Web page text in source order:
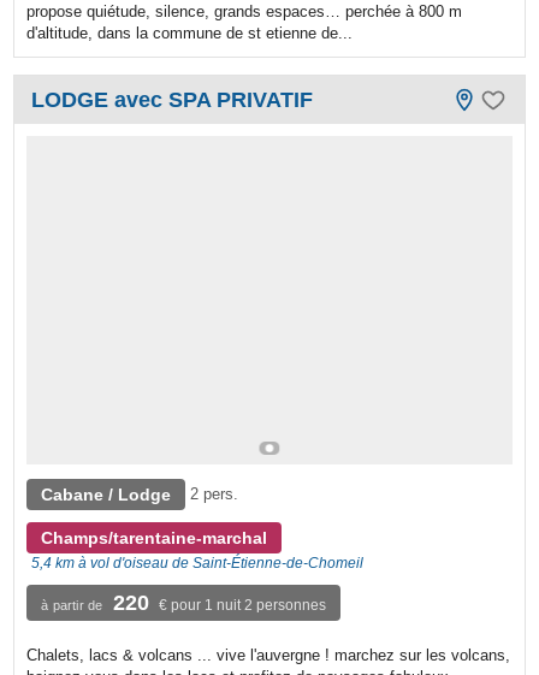
propose quiétude, silence, grands espaces… perchée à 800 m
d'altitude, dans la commune de st etienne de...
LODGE avec SPA PRIVATIF
Cabane / Lodge 2 pers.
Champs/tarentaine-marchal
5,4 km à vol d'oiseau de Saint-Étienne-de-Chomeil
à partir de 220 € pour 1 nuit 2 personnes
Chalets, lacs & volcans ... vive l'auvergne ! marchez sur les volcans,